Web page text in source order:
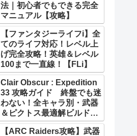
法｜初心者でもできる完全
マニュアル【攻略】
【ファンタジーライフi】全
てのライフ対応！レベル上
げ完全攻略！英雄＆レベル
100まで一直線！【FLi】
Clair Obscur : Expedition
33 攻略ガイド 終盤でも迷
わない！全キャラ別・武器
＆ピクトス最適解ビルドま
とめ
【ARC Raiders攻略】武器